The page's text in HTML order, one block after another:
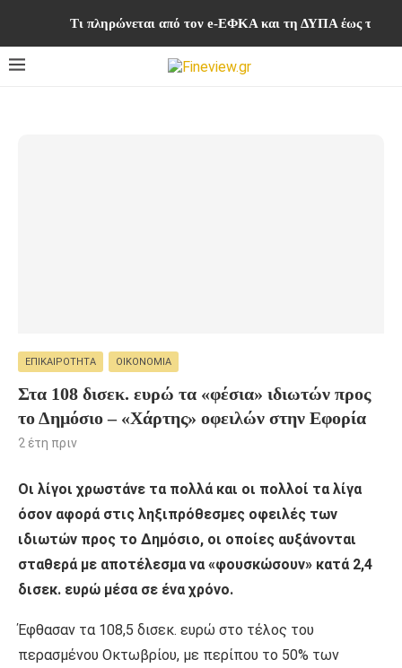
Τι πληρώνεται από τον e-ΕΦΚΑ και τη ΔΥΠΑ έως τις
ΕΠΙΚΑΙΡΌΤΗΤΑ ΟΙΚΟΝΟΜΊΑ
Στα 108 δισεκ. ευρώ τα «φέσια» ιδιωτών προς
το Δημόσιο – «Χάρτης» οφειλών στην Εφορία
2 έτη πριν
Οι λίγοι χρωστάνε τα πολλά και οι πολλοί τα λίγα
όσον αφορά στις ληξιπρόθεσμες οφειλές των
ιδιωτών προς το Δημόσιο, οι οποίες αυξάνονται
σταθερά με αποτέλεσμα να «φουσκώσουν» κατά 2,4
δισεκ. ευρώ μέσα σε ένα χρόνο.
Έφθασαν τα 108,5 δισεκ. ευρώ στο τέλος του
περασμένου Οκτωβρίου, με περίπου το 50% των